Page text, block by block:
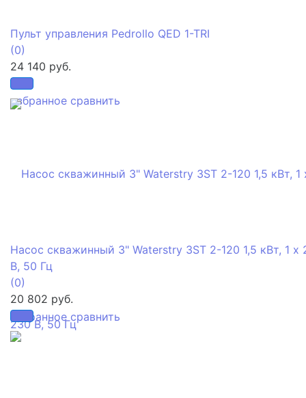
избранное сравнить
Пульт управления Pedrollo QED 1-TRI
(0)
24 140 руб.
избранное сравнить
Насос скважинный 3" Waterstry 3ST 2-120 1,5 кВт, 1 х
В, 50 Гц
(0)
20 802 руб.